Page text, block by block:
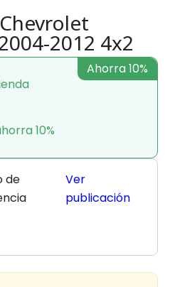
2012 4x2
10%
Ahorra 10%
de
Ver
publicación